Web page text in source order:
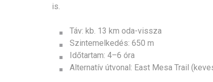
is.
Táv: kb. 13 km oda-vissza
Szintemelkedés: 650 m
Időtartam: 4–6 óra
Alternatív útvonal: East Mesa Trail